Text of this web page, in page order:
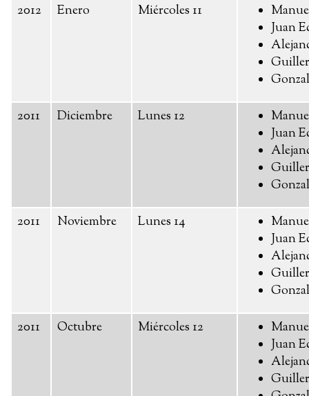
2012 Enero Miércoles 11
Juan
2011 Diciembre Lunes 12
Juan
2011 Noviembre Lunes 14
Juan
2011 Octubre Miércoles 12
Juan